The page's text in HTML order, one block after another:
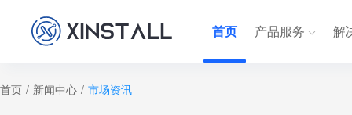
首页 产品服务 解
首页 / 新闻中心 / 市场资讯